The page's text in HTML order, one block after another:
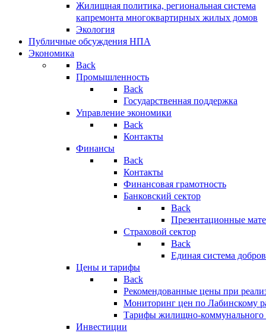
Жилищная политика, региональная система
капремонта многоквартирных жилых домов
Экология
Публичные обсуждения НПА
Экономика
Back
Промышленность
Back
Государственная поддержка
Управление экономики
Back
Контакты
Финансы
Back
Контакты
Финансовая грамотность
Банковский сектор
Back
Презентационные
Страховой сектор
Back
Единая система
Цены и тарифы
Back
Рекомендованные цены при
Мониторинг цен по Лабинскому
Тарифы жилищно-коммунального
Инвестиции